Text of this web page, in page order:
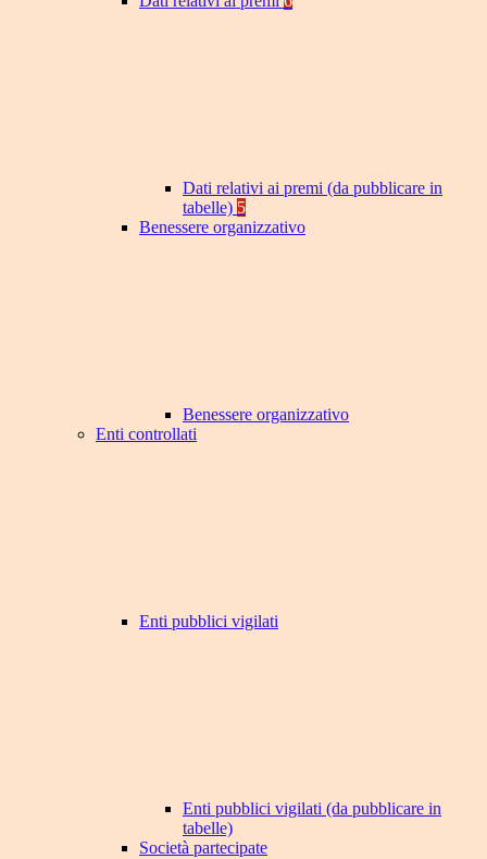
Dati relativi ai premi (da pubblicare in
tabelle) 5
Benessere organizzativo
Benessere organizzativo
Enti controllati
Enti pubblici vigilati
Enti pubblici vigilati (da pubblicare in
tabelle)
Società partecipate